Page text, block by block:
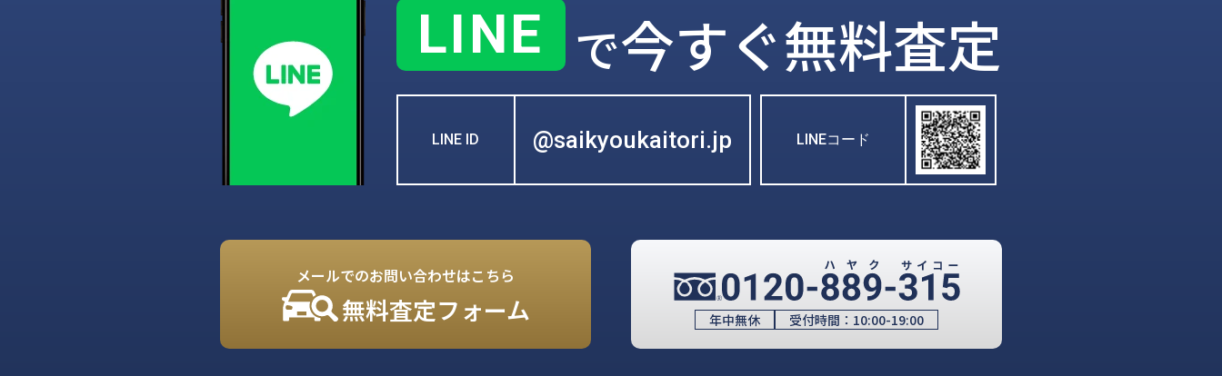
LINE で今すぐ無料査定
LINE ID @saikyoukaitori.jp LINEコード
メールでのお問い合わせはこちら
無料査定フォーム 年中無休 受付時間： 10:00-19:00